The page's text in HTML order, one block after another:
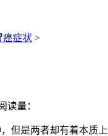
癌症状 >
读量：
是两者却有着本质上